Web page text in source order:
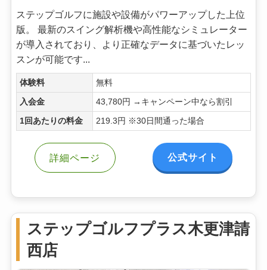
ステップゴルフに施設や設備がパワーアップした上位
版。 最新のスイング解析機や高性能なシミュレーター
が導入されており、より正確なデータに基づいたレッ
スンが可能です...
体験料 無料
入会金 43,780円 →キャンペーン中なら割引
1回あたりの料金 219.3円 ※30日間通った場合
詳細ページ 公式サイト
ステップゴルフプラス木更津請
西店